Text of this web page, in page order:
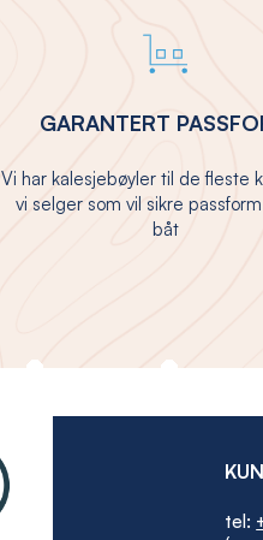
GARANTERT
Vi har kalesjebøyler til de fleste
vi selger som vil sikre
båt
tel: